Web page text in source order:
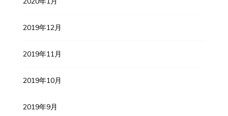
2019年12月
2019年11月
2019年10月
2019年9月